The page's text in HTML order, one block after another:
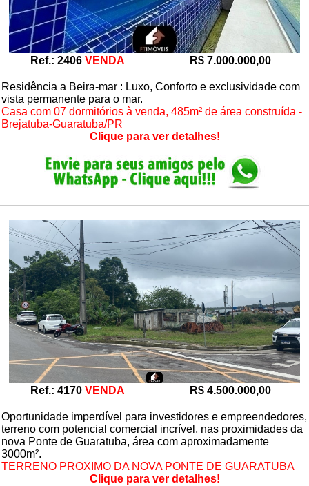
Ref.: 2406 VENDA R$ 7.000.000,00
Residência a Beira-mar : Luxo, Conforto e exclusividade com
vista permanente para o mar.
Casa com 07 dormitórios à venda, 485m² de área construída -
Brejatuba-Guaratuba/PR
Clique para ver detalhes!
Ref.: 4170 VENDA R$ 4.500.000,00
Oportunidade imperdível para investidores e empreendedores,
terreno com potencial comercial incrível, nas proximidades da
nova Ponte de Guaratuba, área com aproximadamente
3000m².
TERRENO PROXIMO DA NOVA PONTE DE GUARATUBA
Clique para ver detalhes!